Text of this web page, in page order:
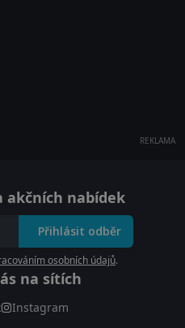
REKLAMA
akčních nabídek
Přihlásit odběr
osobních údajů.
na sítích
Instagram